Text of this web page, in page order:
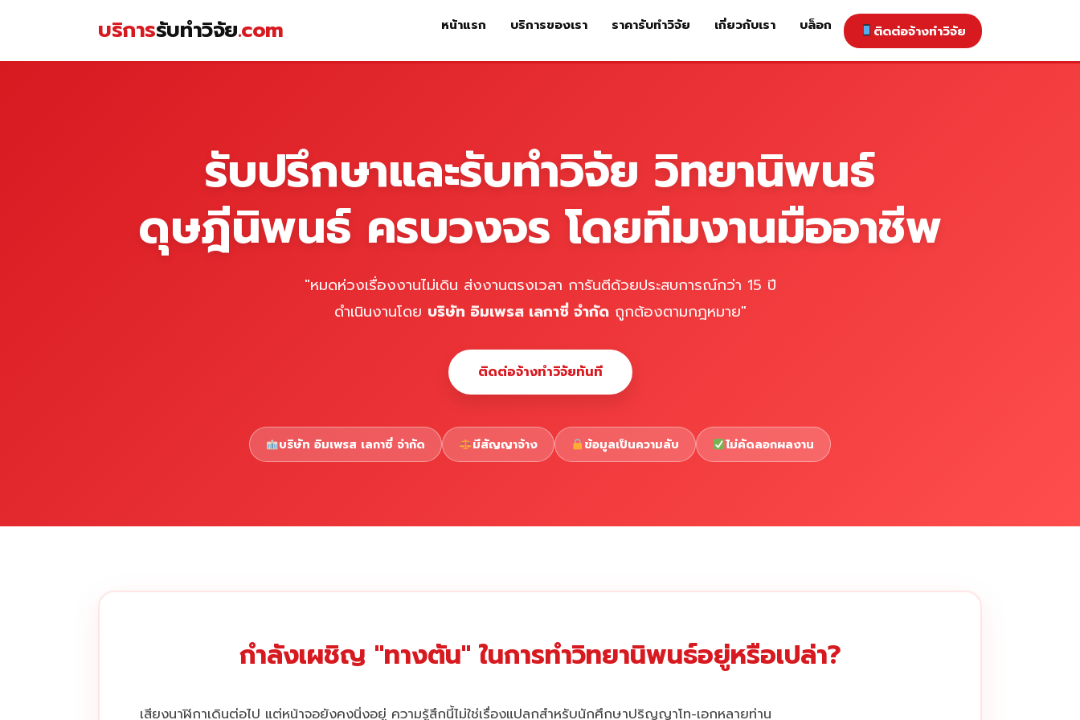
หน้าแรก บริการของเรา ราคารับทำวิจัย ติดต่อจ้างทำวิจัย เกี่ยวกับเรา
บริการรับทำวิจัย.com หน้าแรก บริการของเรา ราคารับทำวิจัย เกี่ยวกับเรา บล็อก ติดต่อจ้างทำวิจัย
รับปรึกษาและรับทำวิจัย วิทยานิพนธ์
ดุษฎีนิพนธ์ ครบวงจร โดยทีมงานมืออาชีพ
"หมดห่วงเรื่องงานไม่เดิน ส่งงานตรงเวลา การันตีด้วยประสบการณ์กว่า 15 ปี
ดำเนินงานโดย บริษัท อิมเพรส เลกาซี่ จำกัดถูกต้องตามกฎหมาย"
ติดต่อจ้างทำวิจัยทันที
บริษัท อิมเพรส เลกาซี่ จำกัด มีสัญญาจ้าง ข้อมูลเป็นความลับ ไม่คัดลอกผลงาน
กำลังเผชิญ "ทางตัน" ในการทำวิทยานิพนธ์อยู่หรือเปล่า?
เสียงนาฬิกาเดินต่อไป แต่หน้าจอยังคงนิ่งอยู่ ความรู้สึกนี้ไม่ใช่เรื่องแปลกสำหรับนักศึกษาปริญญาโท-เอกหลายท่าน